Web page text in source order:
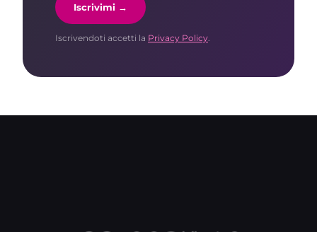
Iscrivimi →
Iscrivendoti accetti la Privacy Policy.